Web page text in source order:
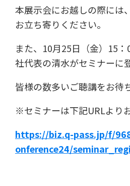
本展示会にお越しの際には
お立ち寄りください。
また、10月25日（金）15
社代表の清水がセミナーに
皆様の数多いご聴講をお待
※セミナーは下記URLより
https://biz.q-pass.jp/f/
onference24/